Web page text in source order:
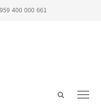
400 000 661
Open